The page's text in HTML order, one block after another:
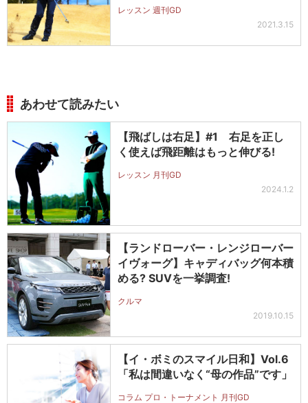
レッスン 週刊GD
2021.3.15
あわせて読みたい
【飛ばしは右足】#1 右足を正し
く使えば飛距離はもっと伸びる!
レッスン 月刊GD
2024.1.2
【ランドローバー・レンジローバー
イヴォーグ】キャディバッグ何本積
める? SUVを一挙調査!
クルマ
2019.10.15
【イ・ボミのスマイル日和】Vol.6
「私は間違いなく“母の作品”です」
コラム プロ・トーナメント 月刊GD